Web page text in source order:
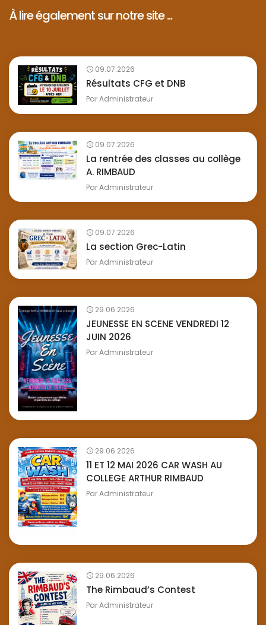
À lire également sur notre site ...
09.07.2026
Résultats CFG et DNB
ParAdministrateur
09.07.2026
La rentrée des classes au collège
A. RIMBAUD
ParAdministrateur
09.07.2026
La section Grec-Latin
ParAdministrateur
29.06.2026
JEUNESSE EN SCENE VENDREDI 12
JUIN 2026
ParAdministrateur
29.06.2026
11 ET 12 MAI 2026 CAR WASH AU
COLLEGE ARTHUR RIMBAUD
ParAdministrateur
29.06.2026
The Rimbaud’s Contest
ParAdministrateur